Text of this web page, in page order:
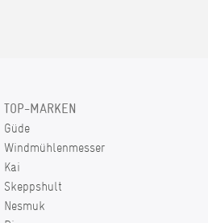
TOP-MARKEN
Güde
Windmühlenmesser
Kai
Skeppshult
Nesmuk